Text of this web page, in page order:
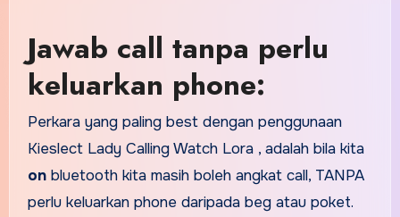
Jawab call tanpa perlu
keluarkan phone:
Perkara yang paling best dengan penggunaan
Kieslect Lady Calling Watch Lora , adalah bila kita
on bluetooth kita masih boleh angkat call, TANPA
perlu keluarkan phone daripada beg atau poket.